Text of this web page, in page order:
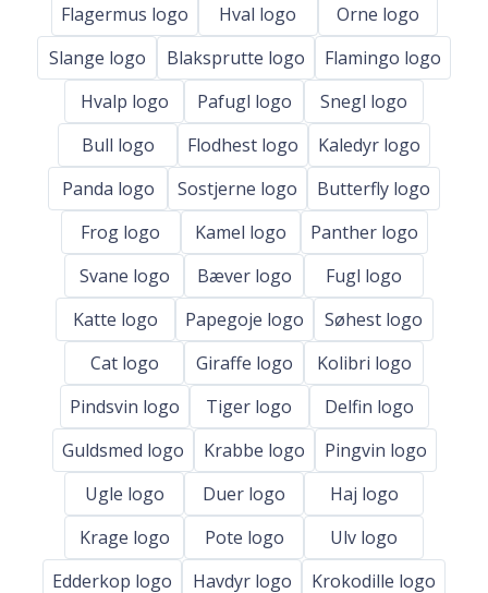
Flagermus logo
Hval logo
Orne logo
Slange logo
Blaksprutte logo
Flamingo logo
Hvalp logo
Pafugl logo
Snegl logo
Bull logo
Flodhest logo
Kaledyr logo
Panda logo
Sostjerne logo
Butterfly logo
Frog logo
Kamel logo
Panther logo
Svane logo
Bæver logo
Fugl logo
Katte logo
Papegoje logo
Søhest logo
Cat logo
Giraffe logo
Kolibri logo
Pindsvin logo
Tiger logo
Delfin logo
Guldsmed logo
Krabbe logo
Pingvin logo
Ugle logo
Duer logo
Haj logo
Krage logo
Pote logo
Ulv logo
Edderkop logo
Havdyr logo
Krokodille logo